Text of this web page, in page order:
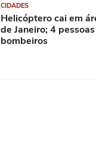
CIDADES
Helicóptero cai em
de Janeiro; 4
bombeiros